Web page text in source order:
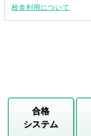
校舎利用について
合格
システム